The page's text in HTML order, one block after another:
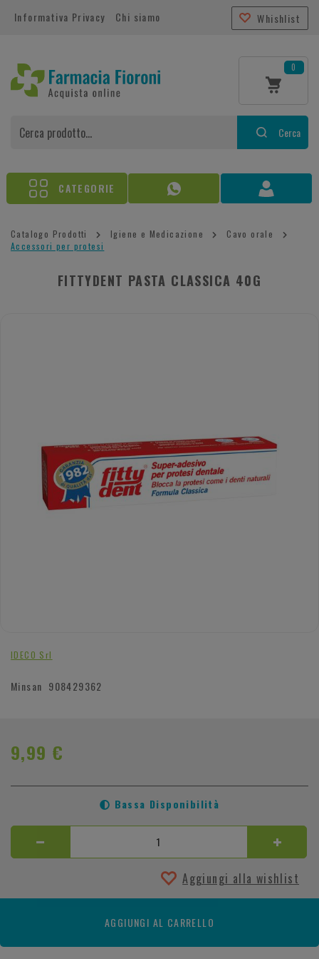
Informativa Privacy Chi siamo Whishlist
0
Cerca
CATEGORIE
Catalogo Prodotti Igiene e Medicazione
Cavo orale
Accessori per protesi
FITTYDENT PASTA CLASSICA 40G
IDECO Srl
Minsan 908429362
9,99 €
Bassa Disponibilità
Aggiungi alla wishlist
AGGIUNGI AL CARRELLO